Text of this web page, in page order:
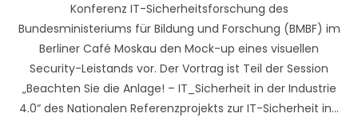
Konferenz IT-Sicherheitsforschung des
Bundesministeriums für Bildung und Forschung (BMBF) im
Berliner Café Moskau den Mock-up eines visuellen
Security-Leistands vor. Der Vortrag ist Teil der Session
„Beachten Sie die Anlage! – IT_Sicherheit in der Industrie
4.0“ des Nationalen Referenzprojekts zur IT-Sicherheit in...